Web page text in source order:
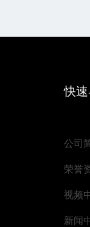
快
公司
荣誉
视频
新闻